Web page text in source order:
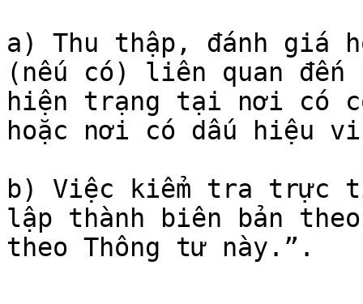
a) Thu thập, đánh giá
(nếu có) liên quan
hiện trạng tại nơi có
hoặc nơi có dấu hiệu
b) Việc kiểm tra trực
lập thành biên bản theo